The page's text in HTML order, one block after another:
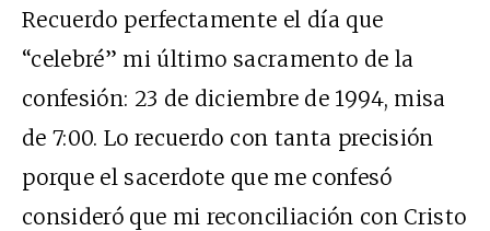
Recuerdo perfectamente el día que
“celebré” mi último sacramento de la
confesión: 23 de diciembre de 1994, misa
de 7:00. Lo recuerdo con tanta precisión
porque el sacerdote que me confesó
consideró que mi reconciliación con Cristo